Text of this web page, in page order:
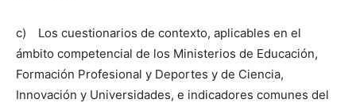
c) Los cuestionarios de contexto, aplicables en el
ámbito competencial de los Ministerios de Educación,
Formación Profesional y Deportes y de Ciencia,
Innovación y Universidades, e indicadores comunes del